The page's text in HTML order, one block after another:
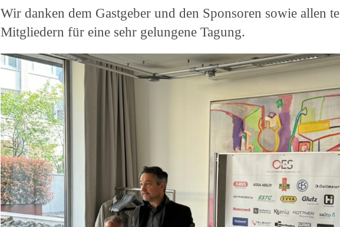
Wir danken dem Gastgeber und den Sponsoren sowie allen
Mitgliedern für eine sehr gelungene Tagung.